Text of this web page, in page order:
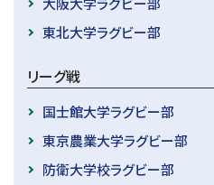
東北大学ラグビー部
リーグ戦
国士館大学ラグビー部
東京農業大学ラグビー部
防衛大学校ラグビー部